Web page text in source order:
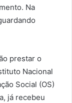
Na
prestar o
Nacional
Social (OS)
já recebeu